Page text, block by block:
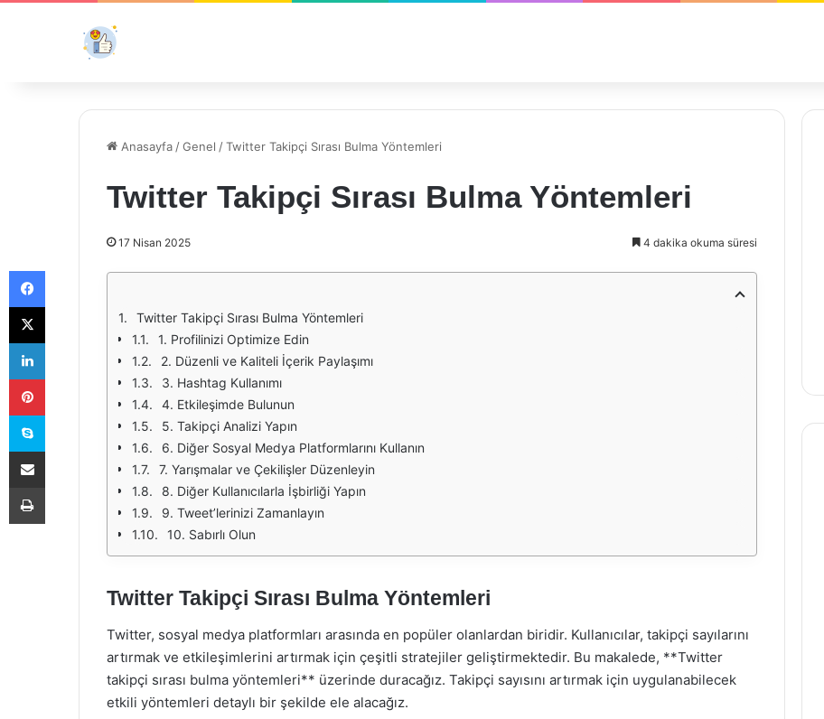
Anasayfa /Genel /Twitter Takipçi Sırası Bulma Yöntemleri
Twitter Takipçi Sırası Bulma Yöntemleri
17 Nisan 2025 4 dakika okuma süresi
Twitter Takipçi Sırası Bulma Yöntemleri
1. Profilinizi Optimize Edin
2. Düzenli ve Kaliteli İçerik Paylaşımı
3. Hashtag Kullanımı
4. Etkileşimde Bulunun
5. Takipçi Analizi Yapın
6. Diğer Sosyal Medya Platformlarını Kullanın
7. Yarışmalar ve Çekilişler Düzenleyin
8. Diğer Kullanıcılarla İşbirliği Yapın
9. Tweet’lerinizi Zamanlayın
10. Sabırlı Olun
Twitter Takipçi Sırası Bulma Yöntemleri
Twitter, sosyal medya platformları arasında en popüler olanlardan biridir. Kullanıcılar, takipçi sayılarını
artırmak ve etkileşimlerini artırmak için çeşitli stratejiler geliştirmektedir. Bu makalede, **Twitter
takipçi sırası bulma yöntemleri** üzerinde duracağız. Takipçi sayısını artırmak için uygulanabilecek
etkili yöntemleri detaylı bir şekilde ele alacağız.
Facebook
X
LinkedIn
Pinterest
Skype
E-Posta ile paylaş